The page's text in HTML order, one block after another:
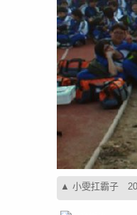
▲ 小雯扛霸子